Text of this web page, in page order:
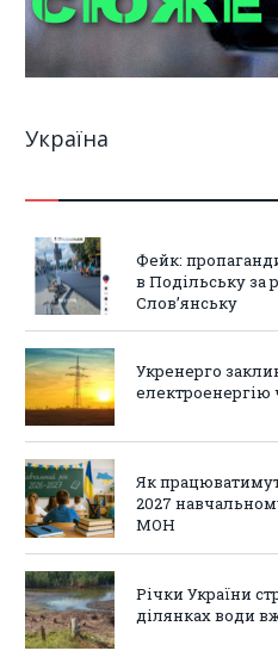
Україна
Фейк:
в Подільську за
Слов’янську
Укренерго
електроенергію
Як
2027
МОН
Річки України
ділянках води